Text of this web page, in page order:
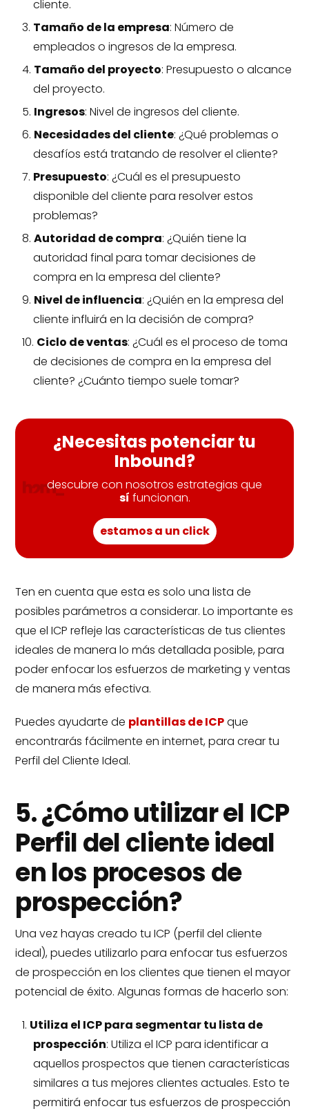
cliente.
Tamaño de la empresa: Número de
empleados o ingresos de la empresa.
Tamaño del proyecto: Presupuesto o alcance
del proyecto.
Ingresos: Nivel de ingresos del cliente.
Necesidades del cliente: ¿Qué problemas o
desafíos está tratando de resolver el cliente?
Presupuesto: ¿Cuál es el presupuesto
disponible del cliente para resolver estos
problemas?
Autoridad de compra: ¿Quién tiene la
autoridad final para tomar decisiones de
compra en la empresa del cliente?
Nivel de influencia: ¿Quién en la empresa del
cliente influirá en la decisión de compra?
Ciclo de ventas: ¿Cuál es el proceso de toma
de decisiones de compra en la empresa del
cliente? ¿Cuánto tiempo suele tomar?
¿Necesitas potenciar tu
Inbound?
descubre con nosotros estrategias que
sí funcionan.
estamos a un click
Ten en cuenta que esta es solo una lista de
posibles parámetros a considerar. Lo importante es
que el ICP refleje las características de tus clientes
ideales de manera lo más detallada posible, para
poder enfocar los esfuerzos de marketing y ventas
de manera más efectiva.
Puedes ayudarte de plantillas de ICPque
encontrarás fácilmente en internet, para crear tu
Perfil del Cliente Ideal.
5. ¿Cómo utilizar el ICP
Perfil del cliente ideal
en los procesos de
prospección?
Una vez hayas creado tu ICP (perfil del cliente
ideal), puedes utilizarlo para enfocar tus esfuerzos
de prospección en los clientes que tienen el mayor
potencial de éxito. Algunas formas de hacerlo son:
Utiliza el ICP para segmentar tu lista de
prospección: Utiliza el ICP para identificar a
aquellos prospectos que tienen características
similares a tus mejores clientes actuales. Esto te
permitirá enfocar tus esfuerzos de prospección